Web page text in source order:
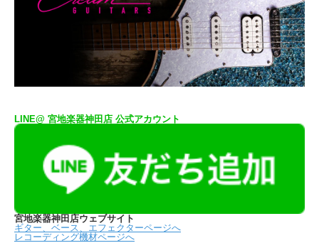
LINE@ 宮地楽器神田店 公式アカウント
宮地楽器神田店ウェブサイト
ギター、ベース、エフェクターページへ
レコーディング機材ページへ